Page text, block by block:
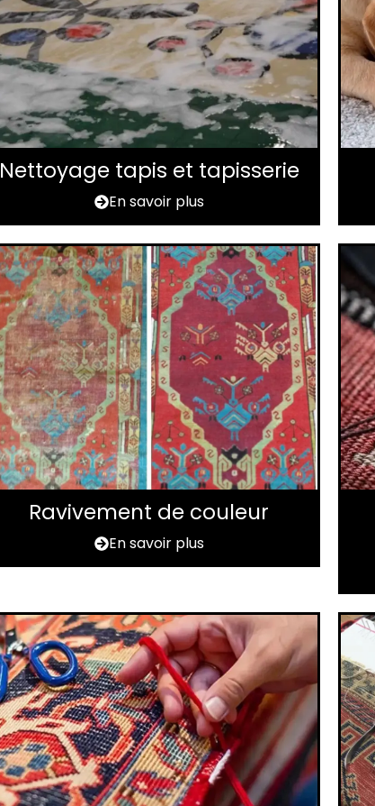
Nettoyage tapis et tapisserie
En savoir plus
Ravivement de couleur
En savoir plus